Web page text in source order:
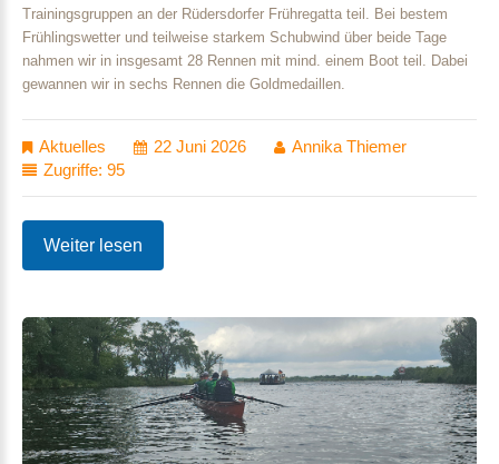
Trainingsgruppen an der Rüdersdorfer Frühregatta teil. Bei bestem
Frühlingswetter und teilweise starkem Schubwind über beide Tage
nahmen wir in insgesamt 28 Rennen mit mind. einem Boot teil. Dabei
gewannen wir in sechs Rennen die Goldmedaillen.
Aktuelles 22 Juni 2026
Annika Thiemer
Zugriffe: 95
Weiter lesen